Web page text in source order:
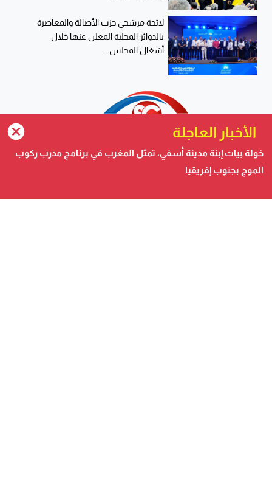
لائحة مرشحي حزب الأصالة والمعاصرة
بالدوائر المحلية المعلن عنها خلال
أشغال المجلس...
safigoud media
الأخبار العاجلة
خولة بيات إبنة مدينة أسفي، تمثل المغرب في برنامج مدرب ركوب
الموج بجنوب إفريقيا
ترامب يجدد تأكيد الاعتراف الأمريكي بمغربية الصحراء في برقية إلى
الملك